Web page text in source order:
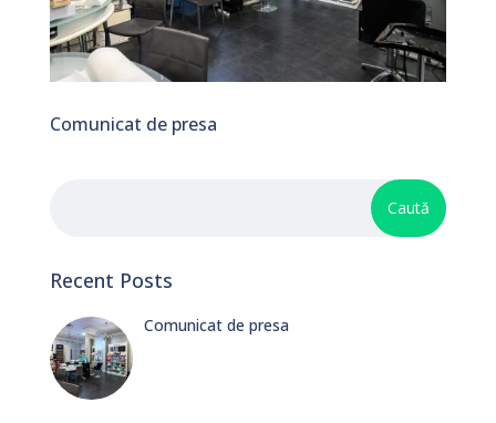
Comunicat de presa
Recent Posts
Comunicat de presa